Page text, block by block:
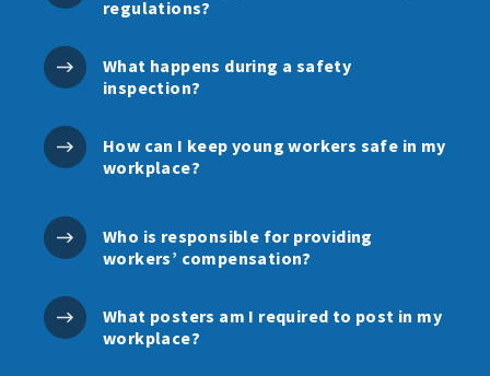
regulations?
What happens during a safety
inspection?
How can I keep young workers safe in my
workplace?
Who is responsible for providing
workers’ compensation?
What posters am I required to post in my
workplace?